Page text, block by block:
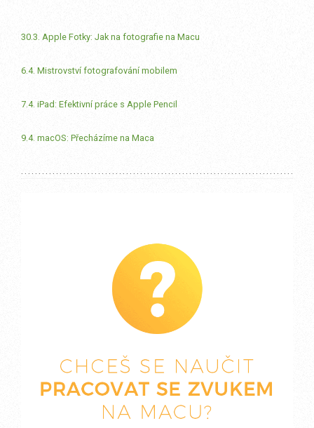
30.3. Apple Fotky: Jak na fotografie na Macu
6.4. Mistrovství fotografování mobilem
7.4. iPad: Efektivní práce s Apple Pencil
9.4. macOS: Přecházíme na Maca